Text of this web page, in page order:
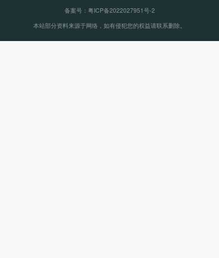
备案号：粤ICP备2022027951号-2
本站部分资料来源于网络，如有侵犯您的权益请联系删除。